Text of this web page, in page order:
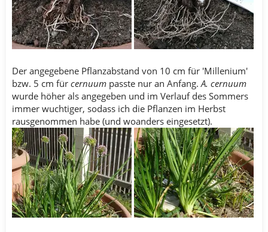
Der angegebene Pflanzabstand von 10 cm für 'Millenium'
bzw. 5 cm für cernuum passte nur an Anfang. A. cernuum
wurde höher als angegeben und im Verlauf des Sommers
immer wuchtiger, sodass ich die Pflanzen im Herbst
rausgenommen habe (und woanders eingesetzt).